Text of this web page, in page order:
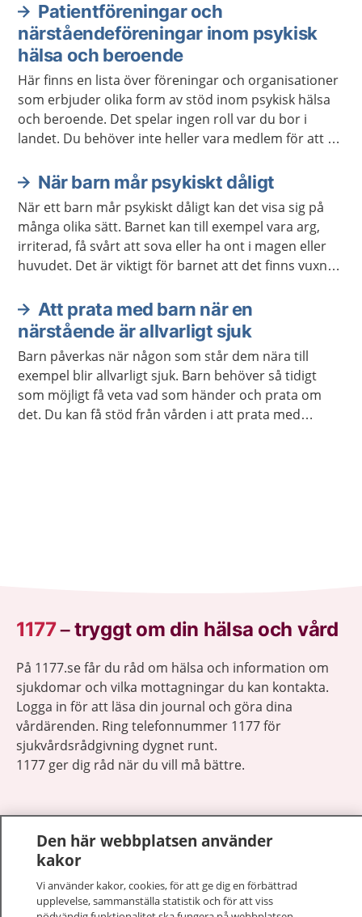
Patientföreningar och
närståendeföreningar inom psykisk
hälsa och beroende
Här finns en lista över föreningar och organisationer
som erbjuder olika form av stöd inom psykisk hälsa
och beroende. Det spelar ingen roll var du bor i
landet. Du behöver inte heller vara medlem för att ta
När barn mår psykiskt dåligt
När ett barn mår psykiskt dåligt kan det visa sig på
många olika sätt. Barnet kan till exempel vara arg,
irriterad, få svårt att sova eller ha ont i magen eller
huvudet. Det är viktigt för barnet att det finns vuxna
och hjälp från sjukvården eller kommunen.
Att prata med barn när en
närstående är allvarligt sjuk
Barn påverkas när någon som står dem nära till
exempel blir allvarligt sjuk. Barn behöver så tidigt
som möjligt få veta vad som händer och prata om
det. Du kan få stöd från vården i att prata med
1177–tryggt om din hälsa och vård
På 1177.se får du råd om hälsa och information om
sjukdomar och vilka mottagningar du kan kontakta.
Logga in för att läsa din journal och göra dina
vårdärenden. Ring telefonnummer 1177 för
sjukvårdsrådgivning dygnet runt.
1177 ger dig råd när du vill må bättre.
Den här webbplatsen använder
kakor
Vi använder kakor, cookies, för att ge dig en förbättrad
upplevelse, sammanställa statistik och för att viss